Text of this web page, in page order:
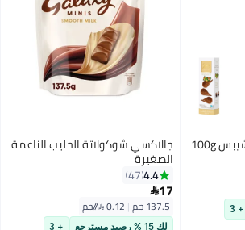
hamlet هاملت شوكوتشيبس 100g
+ 3
جالاكسي شوكولاتة الحليب الناعمة
الصغيرة
4.4
47
17
137.5 جم |
لك 15 % رصيد مسترجع + 3